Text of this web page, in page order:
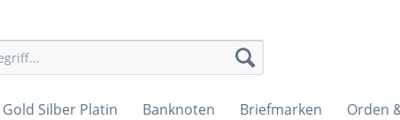
Gold Silber Platin Banknoten Briefmarken Orden